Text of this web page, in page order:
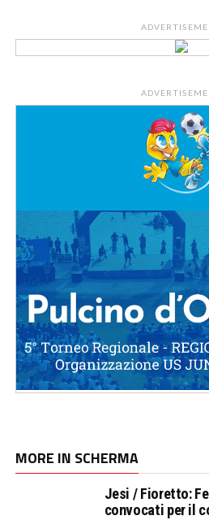
MORE IN SCHERMA
Jesi / Fioretto:
convocati per il